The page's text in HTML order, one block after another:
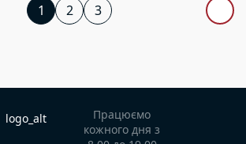
1 2 3
Працюємо
кожного дня з